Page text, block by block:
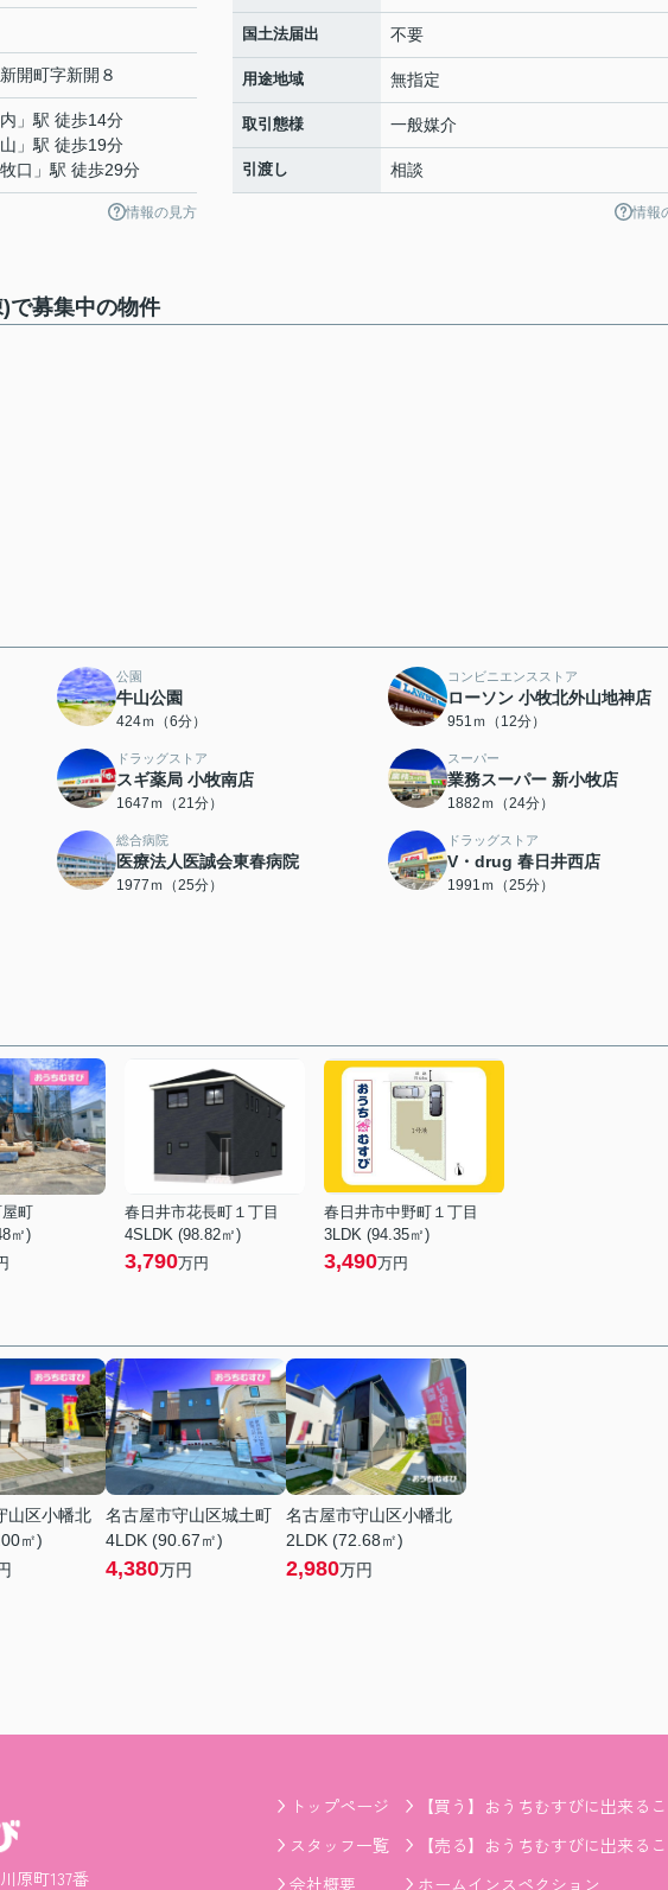
新開町字新開８
」駅 徒歩14分
」駅 徒歩19分
口 」駅 徒歩29分
情報の見方
国土法届出 不要
用途地域 無指定
取引態様 一般媒介
引渡し 相談
情報
で募集中の物件
公園
牛山公園
424ｍ（6分）
コンビニエンスストア
ローソン 小牧北外山地神店
951ｍ（12分）
ドラッグストア
スギ薬局 小牧南店
1647ｍ（21分）
スーパー
業務スーパー 新小牧店
1882ｍ（24分）
総合病院
医療法人医誠会東春病院
1977ｍ（25分）
ドラッグストア
V・drug 春日井西店
1991ｍ（25分）
町
㎡)
春日井市花長町１丁目
4SLDK (98.82㎡)
3,790万円
春日井市中野町１丁目
3LDK (94.35㎡)
3,490万円
山区小幡北
㎡)
名古屋市守山区城土町
4LDK (90.67㎡)
4,380万円
名古屋市守山区小幡北
2LDK (72.68㎡)
2,980万円
原町137番
トップページ
スタッフ一覧
会社概要
【買う】おうちむすびに出来る
【売る】おうちむすびに出来る
ホームインスペクション